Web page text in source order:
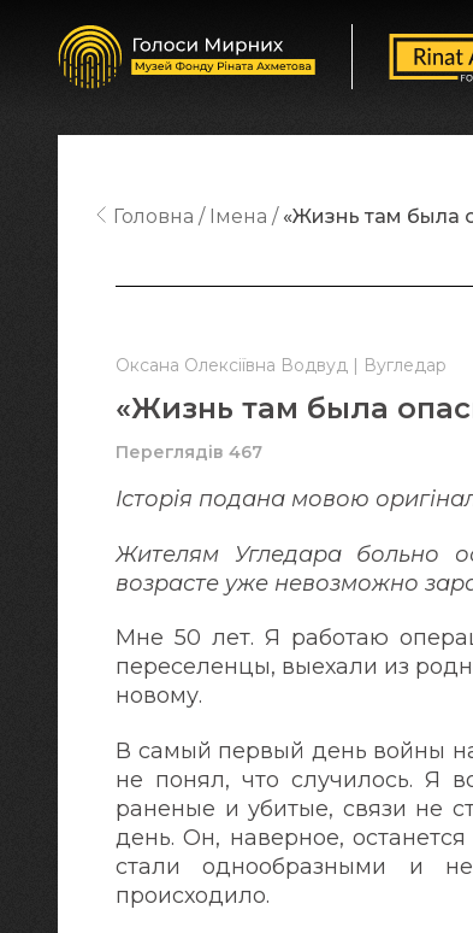
Оксана Олексіївна Водвуд | Вугледар
«Жизнь там была
Переглядів 467
Історія подана мовою
Жителям Угледара больно
возрасте уже невозможно
Мне 50 лет. Я работаю
переселенцы, выехали из
новому.
В самый первый день войны
не понял, что случилось. Я
раненые и убитые, связи не
день. Он, наверное,
стали однообразными и
происходило.
Головна Імена «Жизнь там была